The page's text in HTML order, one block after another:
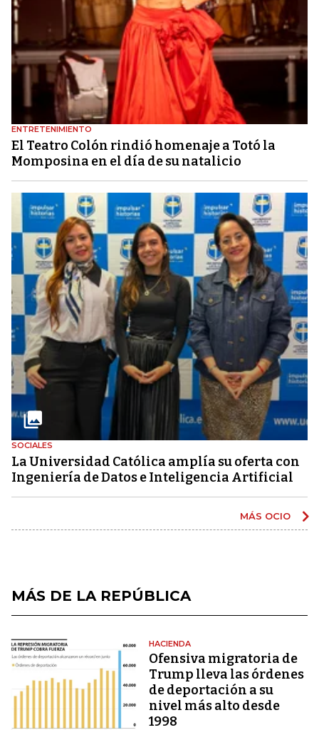
ENTRETENIMIENTO
El Teatro Colón rindió homenaje a Totó la
Momposina en el día de su natalicio
SOCIALES
La Universidad Católica amplía su oferta con
Ingeniería de Datos e Inteligencia Artificial
MÁS OCIO
MÁS DE LA REPÚBLICA
HACIENDA
Ofensiva migratoria de
Trump lleva las órdenes
de deportación a su
nivel más alto desde
1998